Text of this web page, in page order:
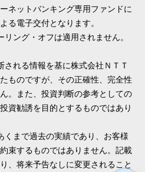
ネットバンキング専用ファンドに
る電子交付となります。
ング・オフは適用されません。
される情報を基に株式会社ＮＴＴ
ものですが、その正確性、完全性
。また、投資判断の参考としての
資勧誘を目的とするものではあり
くまで過去の実績であり、お客様
束するものではありません。記載
、将来予告なしに変更されること